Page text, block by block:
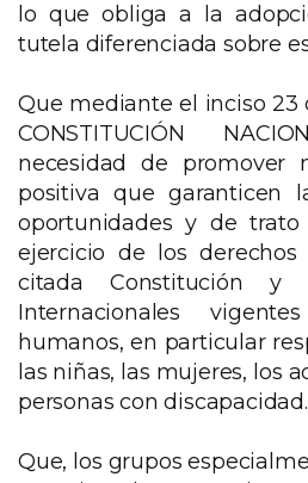
lo que obliga a la
tutela diferenciada sobre
Que mediante el inciso 23
CONSTITUCIÓN
necesidad de promover
positiva que garanticen
oportunidades y de
ejercicio de los
citada Constitución y
Internacionales
humanos, en particular
las niñas, las mujeres, los
personas con discapacidad.
Que, los grupos